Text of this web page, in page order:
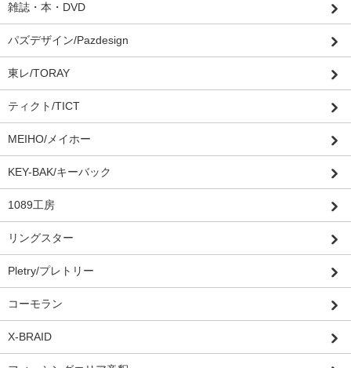
雑誌・本・DVD
パズデザイン/Pazdesign
東レ/TORAY
ティクト/TICT
MEIHO/メイホー
KEY-BAK/キーバック
1089工房
リングスター
Pletry/プレトリー
コーモラン
X-BRAID